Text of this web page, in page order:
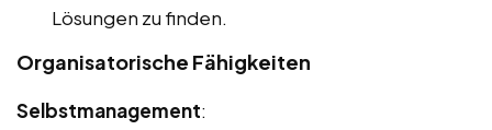
Lösungen zu finden.
Organisatorische Fähigkeiten
Selbstmanagement: